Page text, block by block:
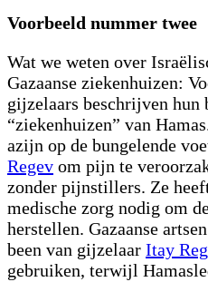
Voorbeeld nummer twee
Wat we weten over
Gazaanse ziekenhuizen:
gijzelaars beschrijven hun
“ziekenhuizen” van
azijn op de bungelende
Regev om pijn te
zonder pijnstillers. Ze
medische zorg nodig om
herstellen. Gazaanse
been van gijzelaar Itay
gebruiken, terwijl